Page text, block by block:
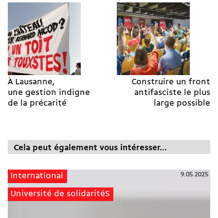
À Lausanne,
une gestion indigne
de la précarité
Construire un front
antifasciste le plus
large possible
Cela peut également vous intéresser...
International
Université de solidaritéS
9.05.2025